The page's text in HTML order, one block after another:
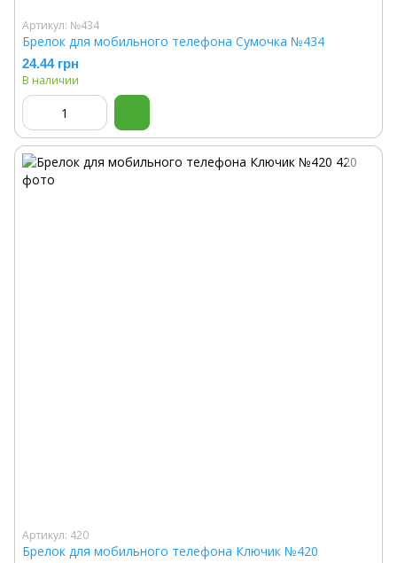
Артикул: №434
Брелок для мобильного телефона Сумочка №434
24.44 грн
В наличии
Артикул: 420
Брелок для мобильного телефона Ключик №420